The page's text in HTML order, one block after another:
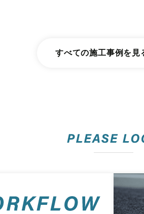
すべての施工事例を見